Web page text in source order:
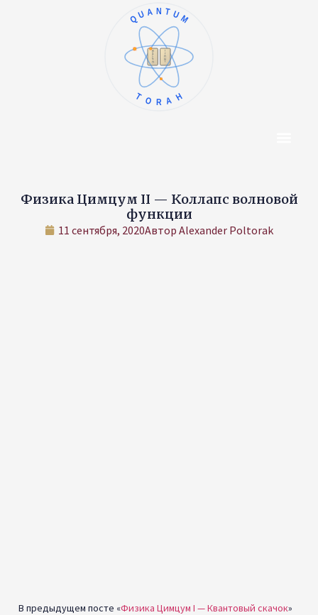
א
ב
ג
ד
ה
ו
ז
ח
ט
י
QUANTUM
TORAH
Физика Цимцум II — Коллапс волновой
функции
11 сентября, 2020Автор Alexander Poltorak
В предыдущем посте «Физика Цимцум I — Квантовый скачок»